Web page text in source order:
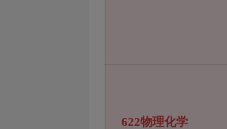
622物理化学